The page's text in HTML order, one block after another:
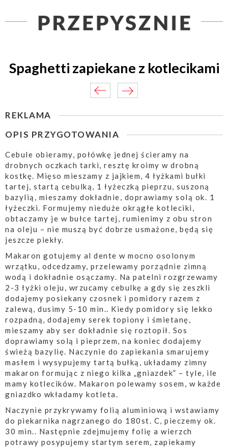
Spaghetti zapiekane z kotlecikami
REKLAMA
OPIS PRZYGOTOWANIA
Cebule obieramy, połówkę jednej ścieramy na
drobnych oczkach tarki, resztę kroimy w drobną
kostkę. Mięso mieszamy z jajkiem, 4 łyżkami bułki
tartej, startą cebulką, 1 łyżeczką pieprzu, suszoną
bazylią, mieszamy dokładnie, doprawiamy solą ok. 1
łyżeczki. Formujemy nieduże okrągłe kotleciki,
obtaczamy je w bułce tartej, rumienimy z obu stron
na oleju – nie muszą być dobrze usmażone, będą się
jeszcze piekły.
Makaron gotujemy al dente w mocno osolonym
wrzątku, odcedzamy, przelewamy porządnie zimną
wodą i dokładnie osączamy. Na patelni rozgrzewamy
2-3 łyżki oleju, wrzucamy cebulkę a gdy się zeszkli
dodajemy posiekany czosnek i pomidory razem z
zalewą, dusimy 5-10 min.. Kiedy pomidory się lekko
rozpadną, dodajemy serek topiony i śmietanę,
mieszamy aby ser dokładnie się roztopił. Sos
doprawiamy solą i pieprzem, na koniec dodajemy
świeżą bazylię. Naczynie do zapiekania smarujemy
masłem i wysypujemy tartą bułką, układamy zimny
makaron formując z niego kilka „gniazdek” – tyle, ile
mamy kotlecików. Makaron polewamy sosem, w każde
gniazdko wkładamy kotleta.
Naczynie przykrywamy folią aluminiową i wstawiamy
do piekarnika nagrzanego do 180st. C, pieczemy ok.
30 min.. Następnie zdejmujemy folię a wierzch
potrawy posypujemy startym serem, zapiekamy